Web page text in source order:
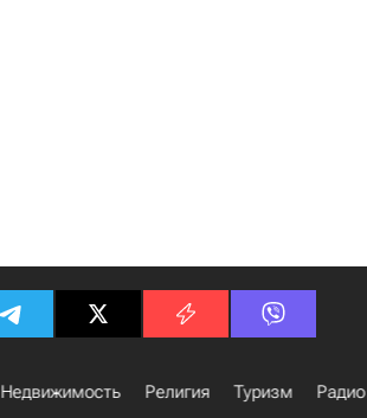
Недвижимость Религия Туризм Радио